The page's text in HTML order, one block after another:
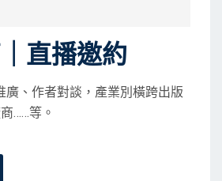
直播邀約
、作者對談，產業別橫跨出版
……等。